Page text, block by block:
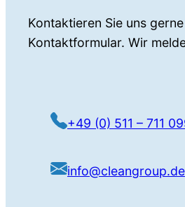
Kontaktieren Sie uns
Kontaktformular. Wir
+49 (0) 511 – 711
info@cleangroup.de